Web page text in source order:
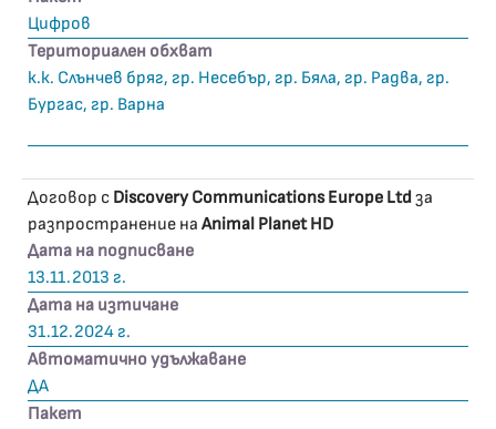
Цифров
Териториален обхват
к.к. Слънчев бряг, гр. Несебър, гр. Бяла, гр. Радва, гр.
Бургас, гр. Варна
Договор с Discovery Communications Europe Ltdза
разпространение на Animal Planet HD
Дата на подписване
13.11.2013 г.
Дата на изтичане
31.12.2024 г.
Автоматично удължаване
ДА
Пакет